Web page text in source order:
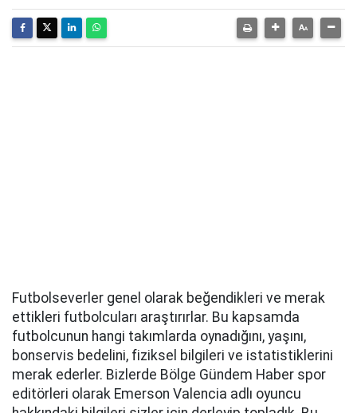
Futbolseverler genel olarak beğendikleri ve merak
ettikleri futbolcuları araştırırlar. Bu kapsamda
futbolcunun hangi takımlarda oynadığını, yaşını,
bonservis bedelini, fiziksel bilgileri ve istatistiklerini
merak ederler. Bizlerde Bölge Gündem Haber spor
editörleri olarak Emerson Valencia adlı oyuncu